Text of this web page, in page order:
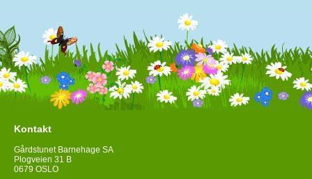
Kontakt
Gårdstunet Barnehage SA
Plogveien 31 B
0679 OSLO